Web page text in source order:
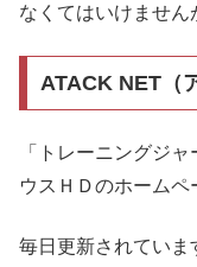
なくてはいけません
ATACK NET（
「トレーニングジ
ウスＨＤのホームペ
毎日更新されていま